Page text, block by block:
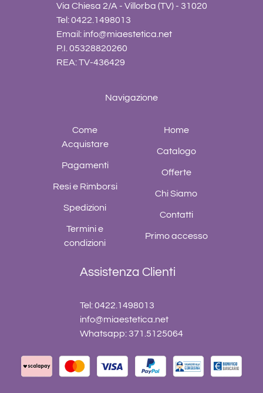
Via Chiesa 2/A - Villorba (TV) - 31020
Tel: 0422.1498013
Email: info@miaestetica.net
P.I. 05328820260
REA: TV-436429
Navigazione
Come
Acquistare
Pagamenti
Resi e Rimborsi
Spedizioni
Termini e
condizioni
Home
Catalogo
Offerte
Chi Siamo
Contatti
Primo accesso
Assistenza Clienti
Tel: 0422.1498013
info@miaestetica.net
Whatsapp: 371.5125064